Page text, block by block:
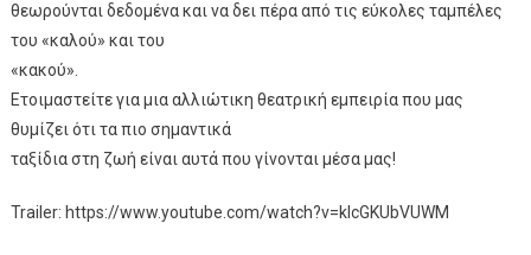
θεωρούνται δεδομένα και να δει πέρα από τις εύκολες ταμπέλες
του «καλού» και του
«κακού».
Ετοιμαστείτε για μια αλλιώτικη θεατρική εμπειρία που μας
θυμίζει ότι τα πιο σημαντικά
ταξίδια στη ζωή είναι αυτά που γίνονται μέσα μας!
Trailer: https://www.youtube.com/watch?v=kIcGKUbVUWM